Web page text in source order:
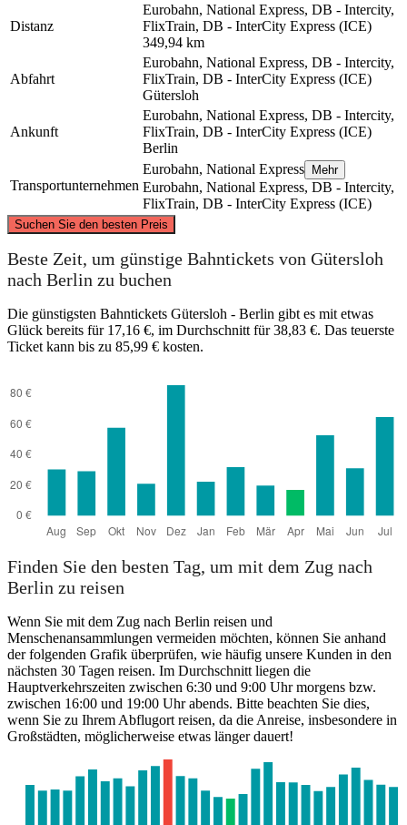
Distanz
Eurobahn, National Express, DB - Intercity,
FlixTrain, DB - InterCity Express (ICE)
349,94 km
Abfahrt
Eurobahn, National Express, DB - Intercity,
FlixTrain, DB - InterCity Express (ICE)
Gütersloh
Ankunft
Eurobahn, National Express, DB - Intercity,
FlixTrain, DB - InterCity Express (ICE)
Berlin
Transportunternehmen
Eurobahn, National Express Mehr
Eurobahn, National Express, DB - Intercity,
FlixTrain, DB - InterCity Express (ICE)
Suchen Sie den besten Preis
Berlin
©CARTO, ©OpenStreetMapcontributors
Beste Zeit, um günstige Bahntickets von Gütersloh
nach Berlin zu buchen
Die günstigsten Bahntickets Gütersloh - Berlin gibt es mit etwas
Glück bereits für 17,16 €, im Durchschnitt für 38,83 €. Das teuerste
Ticket kann bis zu 85,99 € kosten.
Finden Sie den besten Tag, um mit dem Zug nach
Berlin zu reisen
Wenn Sie mit dem Zug nach Berlin reisen und
Menschenansammlungen vermeiden möchten, können Sie anhand
der folgenden Grafik überprüfen, wie häufig unsere Kunden in den
nächsten 30 Tagen reisen. Im Durchschnitt liegen die
Hauptverkehrszeiten zwischen 6:30 und 9:00 Uhr morgens bzw.
zwischen 16:00 und 19:00 Uhr abends. Bitte beachten Sie dies,
wenn Sie zu Ihrem Abflugort reisen, da die Anreise, insbesondere in
Großstädten, möglicherweise etwas länger dauert!